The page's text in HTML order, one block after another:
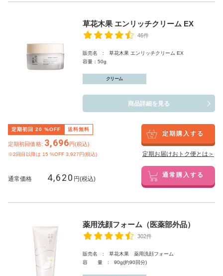
草花木果 エンリッチクリーム EX
46件
販売名 : 草花木果 エンリッチクリーム EX
容量：50g
クリーム
商品詳細を見る
定期初回 20 %OFF 送料無料
定期初回価格: 3,696円(税込)
※2回目以降は 15 %OFF 3,927円(税込)
定期購入する
定期お届けおトク便とは＞
通常価格 4,620 円(税込) 通常購入する
薬用洗顔フォーム（医薬部外品）
302件
販売名 : 草花木果 薬用洗顔フォーム
容 量 : 90g(約90回分)